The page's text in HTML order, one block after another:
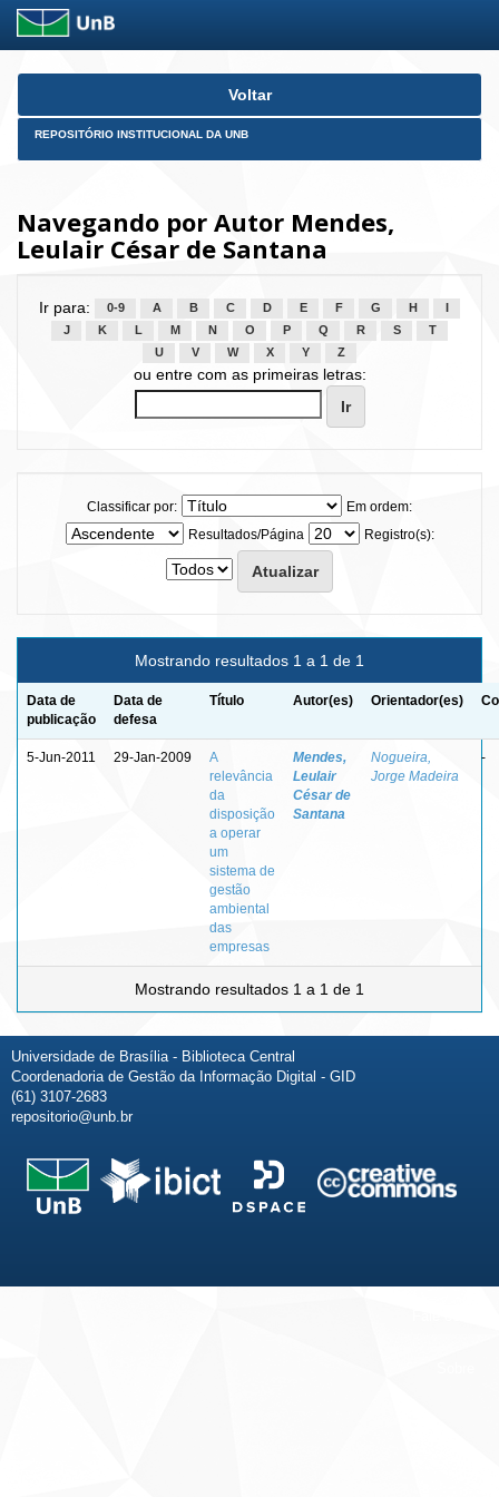
Skip
Voltar
REPOSITÓRIO INSTITUCIONAL DA UNB
Navegando por Autor Mendes,
Leulair César de Santana
Ir para: 0-9 A B C D E F G H
J
K L M N O P Q R S
T
U
V W X Y Z
ou entre com as primeiras letras:
Classificar por:
Em ordem:
Resultados/Página
Registro(s):
Mostrando resultados 1 a 1 de 1
Data de
publicação
Data de
defesa
Título Autor(es) Orientador(es)
5-Jun-2011 29-Jan-2009
A
relevância
da
disposição
a operar
um
sistema de
gestão
ambiental
das
empresas
Mendes,
Leulair
César de
Santana
Nogueira,
Jorge Madeira
-
Mostrando resultados 1 a 1 de 1
Universidade de Brasília - Biblioteca Central
Coordenadoria de Gestão da Informação Digital - GID
(61) 3107-2683
repositorio@unb.br